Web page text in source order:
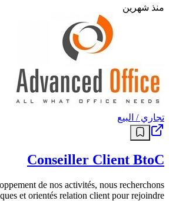
منذ شهرين
تجاري / البيع
Conseiller Client BtoC
de nos activités, nous recherchons
et orientés relation client pour rejoindre